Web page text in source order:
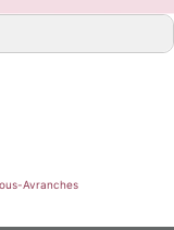
Avranches